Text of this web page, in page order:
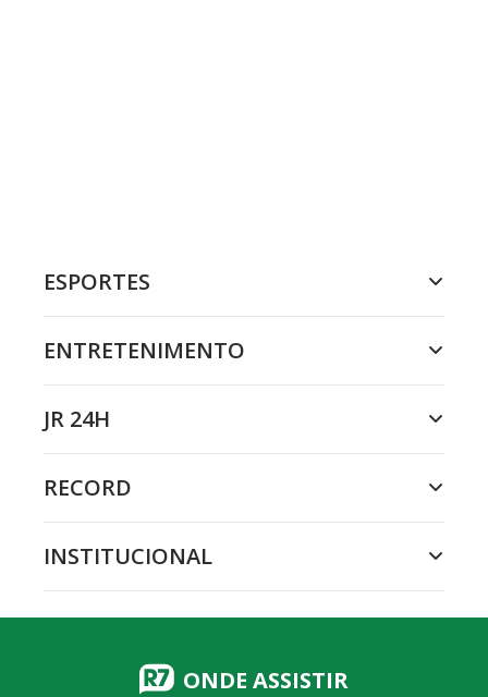
ESPORTES
ENTRETENIMENTO
JR 24H
RECORD
INSTITUCIONAL
ONDE ASSISTIR